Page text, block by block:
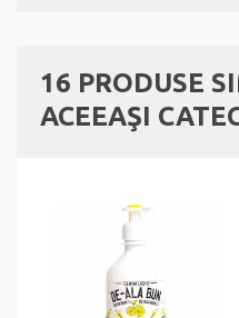
16 PRODUSE
ACEEAŞI